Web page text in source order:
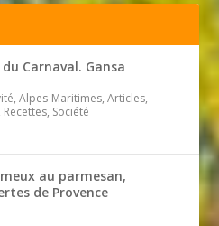
du Carnaval. Gansa
Alpes-Maritimes, Articles,
Société
au parmesan,
de Provence